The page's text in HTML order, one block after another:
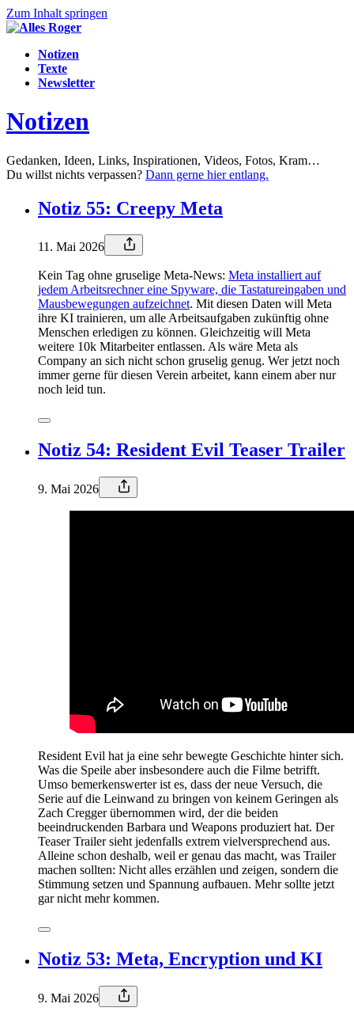
Zum Inhalt springen
Notizen
Texte
Newsletter
Notizen
Gedanken, Ideen, Links, Inspirationen, Videos, Fotos, Kram…
Du willst nichts verpassen? Dann gerne hier entlang.
Notiz 55: Creepy Meta
11. Mai 2026
Kein Tag ohne gruselige Meta-News: Meta installiert auf
jedem Arbeitsrechner eine Spyware, die Tastatureingaben und
Mausbewegungen aufzeichnet. Mit diesen Daten will Meta
ihre KI trainieren, um alle Arbeitsaufgaben zukünftig ohne
Menschen erledigen zu können. Gleichzeitig will Meta
weitere 10k Mitarbeiter entlassen. Als wäre Meta als
Company an sich nicht schon gruselig genug. Wer jetzt noch
immer gerne für diesen Verein arbeitet, kann einem aber nur
noch leid tun.
Notiz 54: Resident Evil Teaser Trailer
9. Mai 2026
Resident Evil hat ja eine sehr bewegte Geschichte hinter sich.
Was die Speile aber insbesondere auch die Filme betrifft.
Umso bemerkenswerter ist es, dass der neue Versuch, die
Serie auf die Leinwand zu bringen von keinem Geringen als
Zach Cregger übernommen wird, der die beiden
beeindruckenden Barbara und Weapons produziert hat. Der
Teaser Trailer sieht jedenfalls extrem vielversprechend aus.
Alleine schon deshalb, weil er genau das macht, was Trailer
machen sollten: Nicht alles erzählen und zeigen, sondern die
Stimmung setzen und Spannung aufbauen. Mehr sollte jetzt
gar nicht mehr kommen.
Notiz 53: Meta, Encryption und KI
9. Mai 2026